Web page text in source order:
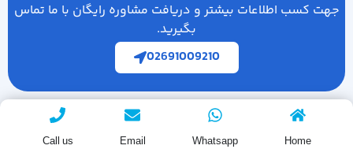
جهت کسب اطلاعات بیشتر و دریافت مشاوره رایگان با ما تماس
بگیرید.
02691009210
Home
Whatsapp
Email
Call us